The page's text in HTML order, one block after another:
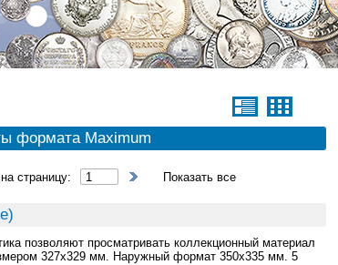
формата Maximum
страницу: Показать все
позволяют просматривать коллекционный материал
327x329 мм. Наружный формат 350x335 мм. 5